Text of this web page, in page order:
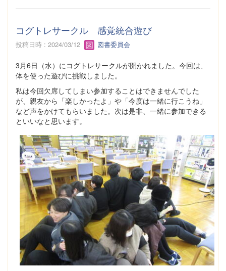
コグトレサークル 感覚統合遊び
投稿日時 : 2024/03/12 図書委員会
3月6日（水）にコグトレサークルが開かれました。今回は、
体を使った遊びに挑戦しました。
私は今回欠席してしまい参加することはできませんでした
が、親友から「楽しかったよ」や「今度は一緒に行こうね」
など声をかけてもらいました。次は是非、一緒に参加できる
といいなと思います。